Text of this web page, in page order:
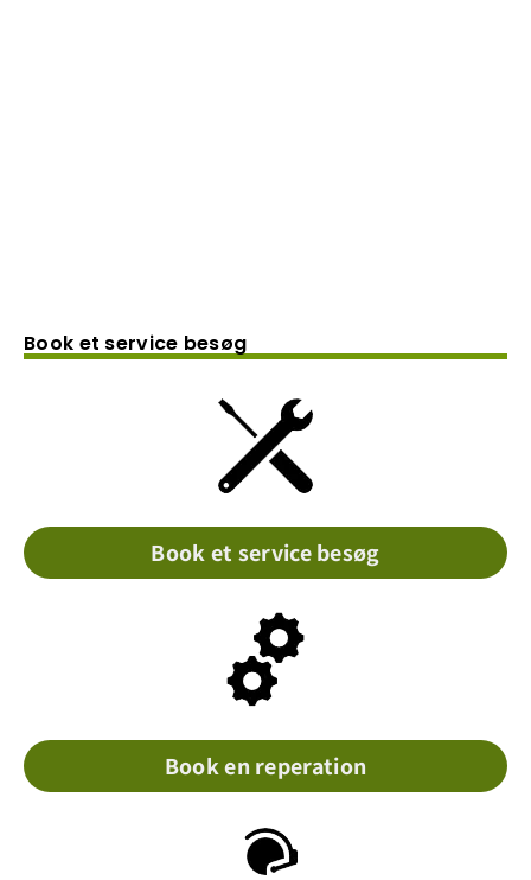
Book et service besøg
Book et service besøg
Book en reperation